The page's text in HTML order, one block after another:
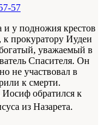
57
и у подножия крестов
прокуратору Иудеи
уважаемый в
Спасителя. Он
не участвовал в
к смерти.
обратился к
из Назарета.